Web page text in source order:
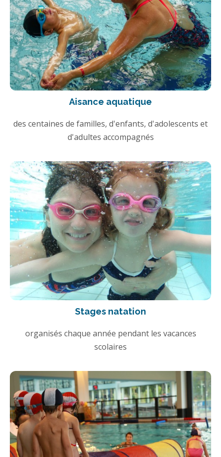
Aisance aquatique
des centaines de familles, d'enfants, d'adolescents et
d'adultes accompagnés
Stages natation
organisés chaque année pendant les vacances
scolaires